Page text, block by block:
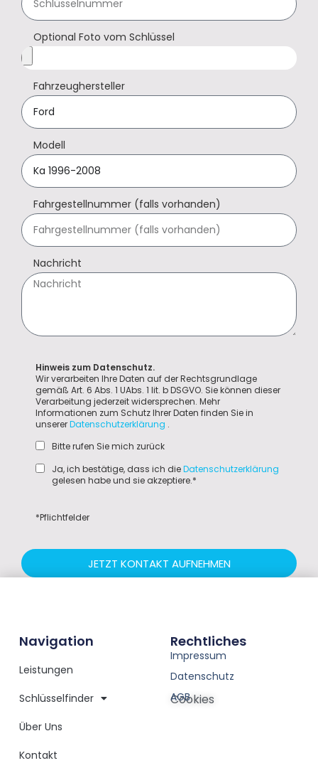
Optional Foto vom Schlüssel
Fahrzeughersteller
Modell
Fahrgestellnummer (falls vorhanden)
Nachricht
Hinweis zum Datenschutz.
Wir verarbeiten Ihre Daten auf der Rechtsgrundlage
gemäß Art. 6 Abs. 1 UAbs. 1 lit. b DSGVO. Sie können dieser
Verarbeitung jederzeit widersprechen. Mehr
Informationen zum Schutz Ihrer Daten finden Sie in
unsererDatenschutzerklärung .
Bitte rufen Sie mich zurück
Ja, ich bestätige, dass ich dieDatenschutzerklärung
gelesen habe und sie akzeptiere.*
*Pflichtfelder
JETZT KONTAKT AUFNEHMEN
Navigation
Leistungen
Schlüsselfinder
Über Uns
Kontakt
Rechtliches
Impressum
Datenschutz
AGB
Cookies